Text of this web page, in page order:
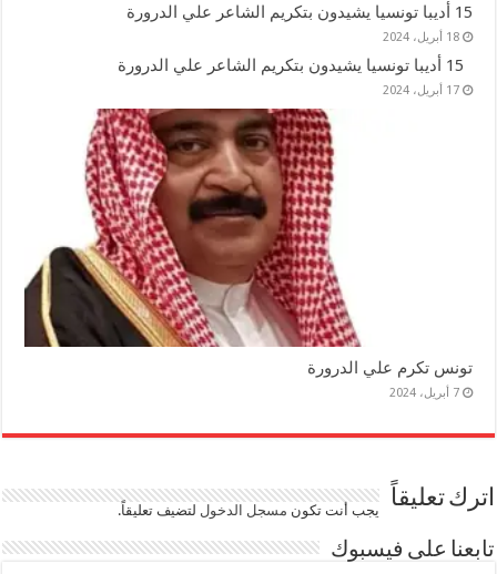
15 أديبا تونسيا يشيدون بتكريم الشاعر علي الدرورة
18 أبريل، 2024
17 أبريل، 2024
تونس تكرم علي الدرورة
7 أبريل، 2024
اترك تعليقاً يجب أنت تكون مسجل الدخوللتضيف تعليقاً.
تابعنا على فيسبوك